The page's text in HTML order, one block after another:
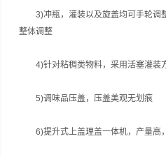
3)冲瓶，灌装以及旋盖均可手轮调
整体调整
4)针对粘稠类物料，采用活塞灌装
5)调味品压盖，压盖美观无划痕
6)提升式上盖理盖一体机，产量高